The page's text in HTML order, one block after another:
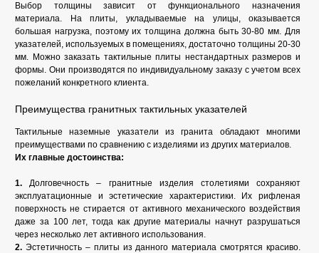
Выбор толщины зависит от функционального назначения
материала. На плиты, укладываемые на улицы, оказывается
большая нагрузка, поэтому их толщина должна быть 30-80 мм. Для
указателей, используемых в помещениях, достаточно толщины 20-30
мм. Можно заказать тактильные плиты нестандартных размеров и
формы. Они производятся по индивидуальному заказу с учетом всех
пожеланий конкретного клиента.
Преимущества гранитных тактильных указателей
Тактильные наземные указатели из гранита обладают многими
преимуществами по сравнению с изделиями из других материалов.
Их главные достоинства:
1. Долговечность – гранитные изделия столетиями сохраняют
эксплуатационные и эстетические характеристики. Их рифленая
поверхность не стирается от активного механического воздействия
даже за 100 лет, тогда как другие материалы начнут разрушаться
через несколько лет активного использования.
2. Эстетичность – плиты из данного материала смотрятся красиво.